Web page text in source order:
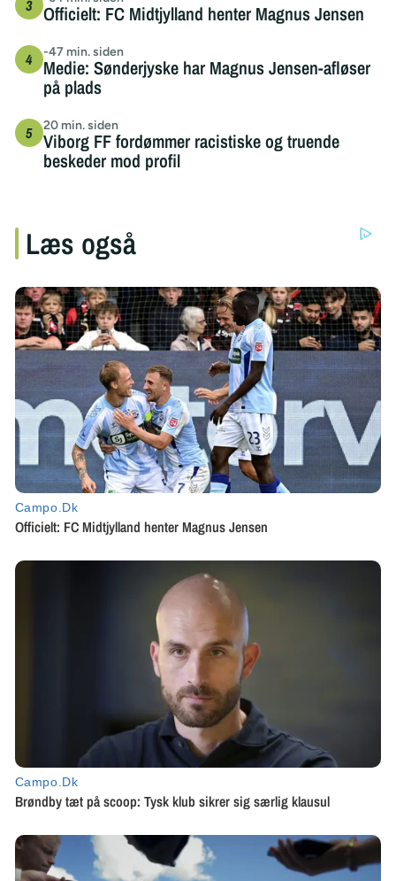
Officielt: FC Midtjylland henter Magnus Jensen
-47 min. siden
Medie: Sønderjyske har Magnus Jensen-afløser
på plads
20 min. siden
Viborg FF fordømmer racistiske og truende
beskeder mod profil